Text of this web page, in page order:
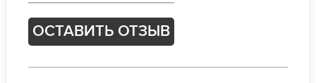
ОСТАВИТЬ ОТЗЫВ